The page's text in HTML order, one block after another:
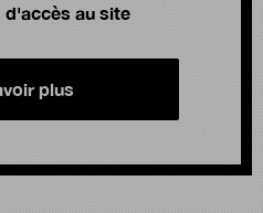
au site
plus